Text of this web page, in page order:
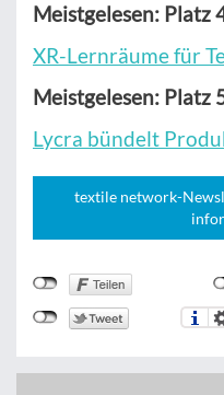
Meistgelesen: Platz
XR-Lernräume für
Meistgelesen: Platz
Lycra bündelt
textile network-